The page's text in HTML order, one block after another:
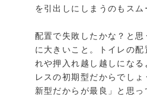
を引出しにしまうのもスム
配置で失敗したかな？と
に大きいこと。トイレの
れや押入れ越し越しにな
レスの初期型だからでし
新型だからが最良」と思